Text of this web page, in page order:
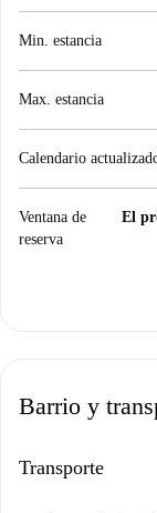
Min. estancia
Max. estancia
Calendario
Ventana de
reserva
El
Barrio y
Transporte